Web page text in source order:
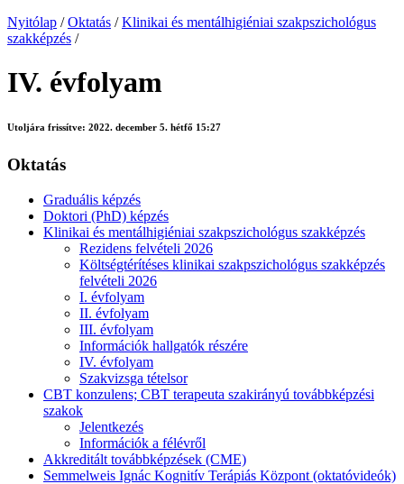
Nyitólap / Oktatás / Klinikai és mentálhigiéniai szakpszichológus
szakképzés /
IV. évfolyam
Utoljára frissítve: 2022. december 5. hétfő 15:27
Oktatás
Graduális képzés
Doktori (PhD) képzés
Klinikai és mentálhigiéniai szakpszichológus szakképzés
Rezidens felvételi 2026
Költségtérítéses klinikai szakpszichológus szakképzés
felvételi 2026
I. évfolyam
II. évfolyam
III. évfolyam
Információk hallgatók részére
IV. évfolyam
Szakvizsga tételsor
CBT konzulens; CBT terapeuta szakirányú továbbképzési
szakok
Jelentkezés
Információk a félévről
Akkreditált továbbképzések (CME)
Semmelweis Ignác Kognitív Terápiás Központ (oktatóvideók)